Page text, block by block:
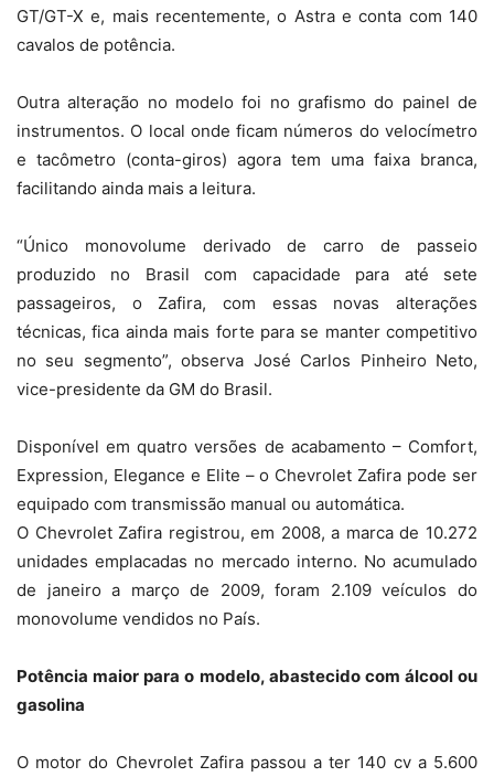
GT/GT-X e, mais recentemente, o Astra e conta com 140
cavalos de potência.
Outra alteração no modelo foi no grafismo do painel de
instrumentos. O local onde ficam números do velocímetro
e tacômetro (conta-giros) agora tem uma faixa branca,
facilitando ainda mais a leitura.
“Único monovolume derivado de carro de passeio
produzido no Brasil com capacidade para até sete
passageiros, o Zafira, com essas novas alterações
técnicas, fica ainda mais forte para se manter competitivo
no seu segmento”, observa José Carlos Pinheiro Neto,
vice-presidente da GM do Brasil.
Disponível em quatro versões de acabamento – Comfort,
Expression, Elegance e Elite – o Chevrolet Zafira pode ser
equipado com transmissão manual ou automática.
O Chevrolet Zafira registrou, em 2008, a marca de 10.272
unidades emplacadas no mercado interno. No acumulado
de janeiro a março de 2009, foram 2.109 veículos do
monovolume vendidos no País.
Potência maior para o modelo, abastecido com álcool ou
gasolina
O motor do Chevrolet Zafira passou a ter 140 cv a 5.600